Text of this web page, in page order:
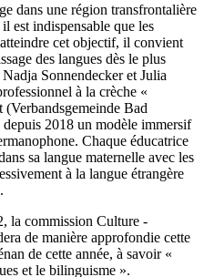
dans une région transfrontalière
est indispensable que les
cet objectif, il convient
des langues dès le plus
Sonnendecker et Julia
à la crèche «
Bad
2018 un modèle immersif
Chaque éducatrice
sa langue maternelle avec les
à la langue étrangère
la commission Culture -
de manière approfondie cette
de cette année, à savoir «
et le bilinguisme ».